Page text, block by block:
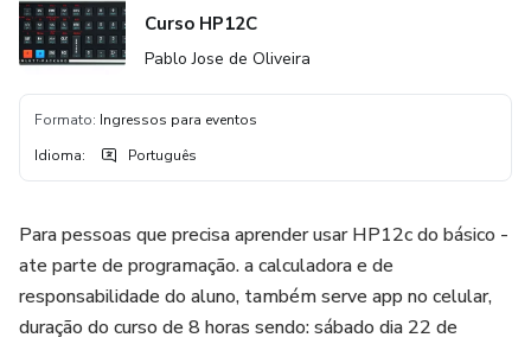
Curso HP12C
Pablo Jose de Oliveira
Formato: Ingressos para eventos
Idioma: Português
Para pessoas que precisa aprender usar HP12c do básico -
ate parte de programação. a calculadora e de
responsabilidade do aluno, também serve app no celular,
duração do curso de 8 horas sendo: sábado dia 22 de